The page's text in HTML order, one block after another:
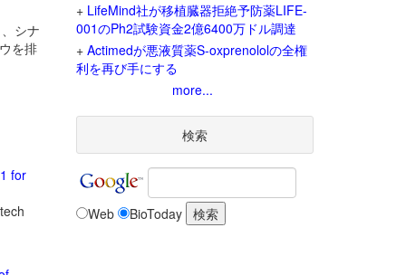
シナ
を排
for
+ LifeMind社が移植臓器拒絶予防薬LIFE-
001のPh2試験資金2億6400万ドル調達
+ Actimedが悪液質薬S-oxprenololの全権
利を再び手にする
more...
検索
Web BioToday